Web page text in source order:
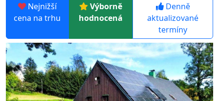
Nejnižší
cena na trhu
Výborně
hodnocená
Denně
aktualizované
termíny